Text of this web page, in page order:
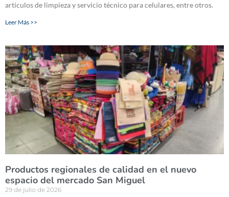
artículos de limpieza y servicio técnico para celulares, entre otros.
Leer Más >>
Productos regionales de calidad en el nuevo
espacio del mercado San Miguel
29 de julio de 2026